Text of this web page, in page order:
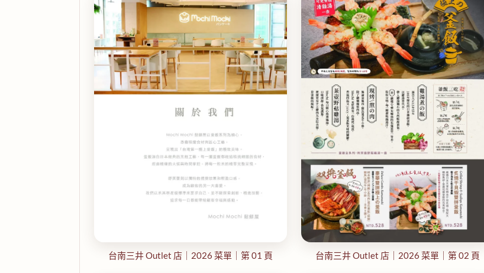
台南三井 Outlet 店｜2026 菜單｜第 01 頁 台南三井 Outlet 店｜2026 菜單｜第 02 頁